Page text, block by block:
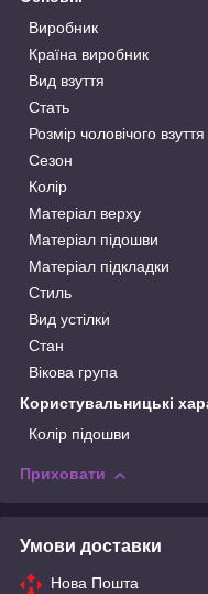
Виробник
Країна виробник
Вид взуття
Стать
Розмір чоловічого взуття
Сезон
Колір
Матеріал верху
Матеріал підошви
Матеріал підкладки
Стиль
Вид устілки
Стан
Вікова група
Користувальницькі
Колір підошви
Приховати
Умови доставки
Нова Пошта